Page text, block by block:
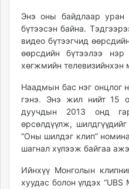
ugluu.mn
urlag.mn
unen.mn
asu.mn
shuurhai.mn
unuudur.mn
isee.mn
mglradio.com
fact.mn
itoim.mn
tumen.mn
Энэ оны байдлаар уран
бүтээсэн байна.
видео бүтээгчид
өөрсдийн бүтээлээ нэр
хөгжмийн телевизийнхэн
Наадмын бас нэг онцлог
гэнэ. Энэ жил нийт 15
дуучдын 2013 онд
өрсөлдүүлж,
“Оны шилдэг клип”
шагнал хүлээж байгаа
Ийнхүү Монголын
хуудас болон үлдэх “UBS